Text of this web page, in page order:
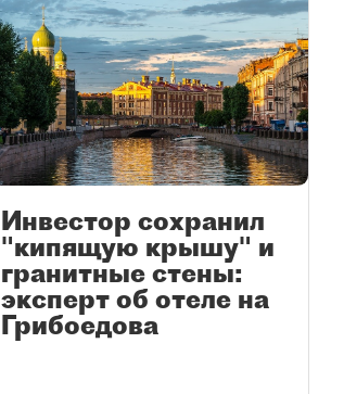
Инвестор сохранил
"кипящую крышу" и
гранитные стены:
эксперт об отеле на
Грибоедова